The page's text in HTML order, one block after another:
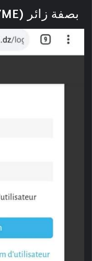
بصفة زائر (CONNEXION ANONYME)